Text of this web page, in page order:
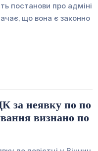
постанови про адміні
що вона є законно
за неявку по по
визнано по